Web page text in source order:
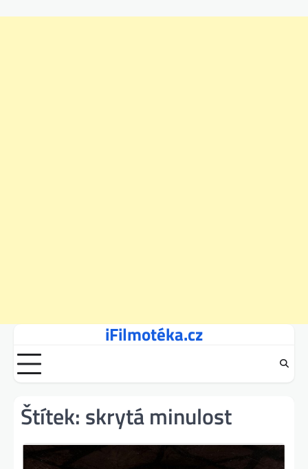
content
iFilmotéka.cz
Štítek: skrytá minulost